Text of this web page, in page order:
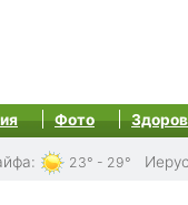
Фото
: 23° - 29°